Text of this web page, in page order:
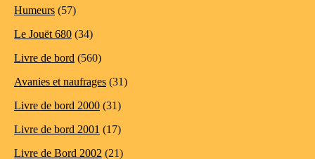
Humeurs (57)
Le Jouët 680 (34)
Livre de bord (560)
Avanies et naufrages (31)
Livre de bord 2000 (31)
Livre de bord 2001 (17)
Livre de Bord 2002 (21)